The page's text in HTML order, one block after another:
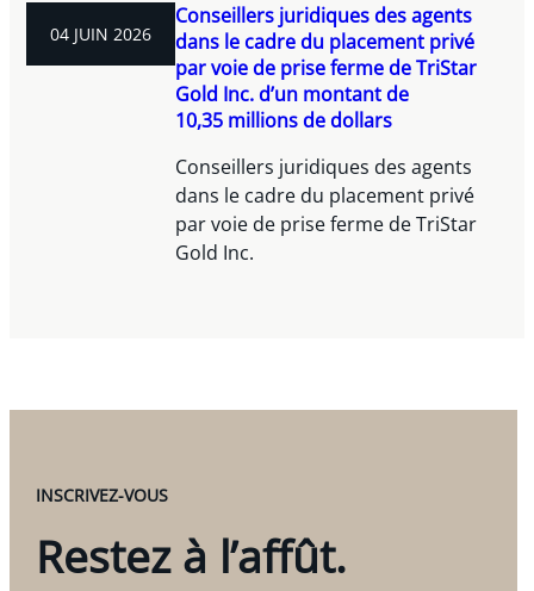
04 JUIN 2026
Conseillers juridiques des agents
dans le cadre du placement privé
par voie de prise ferme de TriStar
Gold Inc. d’un montant de
10,35 millions de dollars
Conseillers juridiques des agents
dans le cadre du placement privé
par voie de prise ferme de TriStar
Gold Inc.
INSCRIVEZ-VOUS
Restez à l’affût.